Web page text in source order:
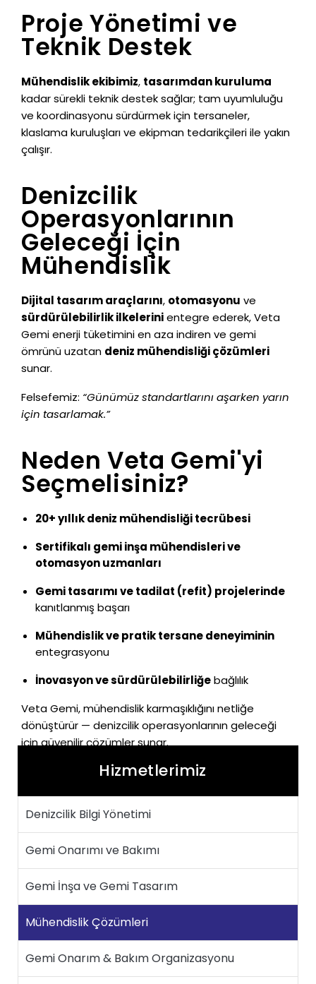
Hizmetlerimiz
Denizcilik Bilgi Yönetimi
Gemi Onarımı ve Bakımı
Gemi İnşa ve Gemi Tasarım
Mühendislik Çözümleri
Gemi Onarım & Bakım Organizasyonu
Proje Yönetimi ve
Teknik Destek
Mühendislik ekibimiz, tasarımdan kuruluma
kadar sürekli teknik destek sağlar; tam uyumluluğu
ve koordinasyonu sürdürmek için tersaneler,
klaslama kuruluşları ve ekipman tedarikçileri ile yakın
çalışır.
Denizcilik
Operasyonlarının
Geleceği İçin
Mühendislik
Dijital tasarım araçlarını, otomasyonu ve
sürdürülebilirlik ilkelerinientegre ederek, Veta
Gemi enerji tüketimini en aza indiren ve gemi
ömrünü uzatan deniz mühendisliği çözümleri
sunar.
Felsefemiz: “Günümüz standartlarını aşarken yarın
için tasarlamak.”
Neden Veta Gemi'yi
Seçmelisiniz?
20+ yıllık deniz mühendisliği tecrübesi
Sertifikalı gemi inşa mühendisleri ve
otomasyon uzmanları
Gemi tasarımı ve tadilat (refit) projelerinde
kanıtlanmış başarı
Mühendislik ve pratik tersane deneyiminin
entegrasyonu
İnovasyon ve sürdürülebilirliğebağlılık
Veta Gemi, mühendislik karmaşıklığını netliğe
dönüştürür — denizcilik operasyonlarının geleceği
için güvenilir çözümler sunar.